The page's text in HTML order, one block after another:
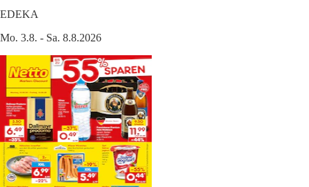
EDEKA
Mo. 3.8. - Sa. 8.8.2026